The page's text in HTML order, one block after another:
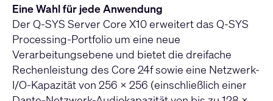
Eine Wahl für jede Anwendung
Der Q-SYS Server Core X10 erweitert das Q-SYS
Processing-Portfolio um eine neue
Verarbeitungsebene und bietet die dreifache
Rechenleistung des Core 24f sowie eine Netzwerk-
I/O-Kapazität von 256 x 256 (einschließlich einer